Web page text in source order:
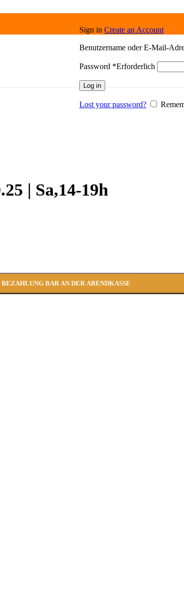
Sign in Create an Account
Benutzername oder E-Mail-
Password *Erforderlich
Log in
Lost your password?
| Sa,14-19h
BAR AN DER ABENDKASSE